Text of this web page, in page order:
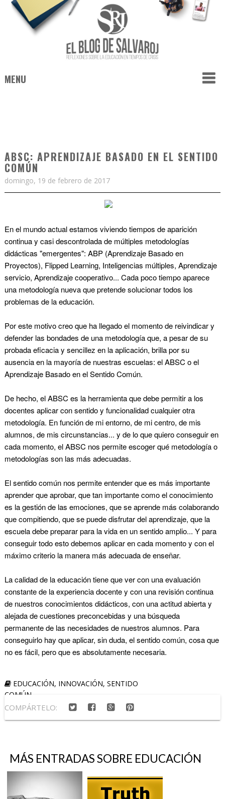
MENU
ABSC: APRENDIZAJE BASADO EN EL SENTIDO
COMÚN
domingo, 19 de febrero de 2017
En el mundo actual estamos viviendo tiempos de aparición
continua y casi descontrolada de múltiples metodologías
didácticas "emergentes": ABP (Aprendizaje Basado en
Proyectos), Flipped Learning, Inteligencias múltiples, Aprendizaje
servicio, Aprendizaje cooperativo... Cada poco tiempo aparece
una metodología nueva que pretende solucionar todos los
problemas de la educación.
Por este motivo creo que ha llegado el momento de reivindicar y
defender las bondades de una metodología que, a pesar de su
probada eficacia y sencillez en la aplicación, brilla por su
ausencia en la mayoría de nuestras escuelas: el ABSC o el
Aprendizaje Basado en el Sentido Común.
De hecho, el ABSC es la herramienta que debe permitir a los
docentes aplicar con sentido y funcionalidad cualquier otra
metodología. En función de mi entorno, de mi centro, de mis
alumnos, de mis circunstancias... y de lo que quiero conseguir en
cada momento, el ABSC nos permite escoger qué metodología o
metodologías son las más adecuadas.
El sentido común nos permite entender que es más importante
aprender que aprobar, que tan importante como el conocimiento
es la gestión de las emociones, que se aprende más colaborando
que compitiendo, que se puede disfrutar del aprendizaje, que la
escuela debe preparar para la vida en un sentido amplio... Y para
conseguir todo esto debemos aplicar en cada momento y con el
máximo criterio la manera más adecuada de enseñar.
La calidad de la educación tiene que ver con una evaluación
constante de la experiencia docente y con una revisión continua
de nuestros conocimientos didácticos, con una actitud abierta y
alejada de cuestiones preconcebidas y una búsqueda
permanente de las necesidades de nuestros alumnos. Para
conseguirlo hay que aplicar, sin duda, el sentido común, cosa que
no es fácil, pero que es absolutamente necesaria.
EDUCACIÓN, INNOVACIÓN, SENTIDO
COMÚN
COMPÁRTELO:
MÁS ENTRADAS SOBRE EDUCACIÓN